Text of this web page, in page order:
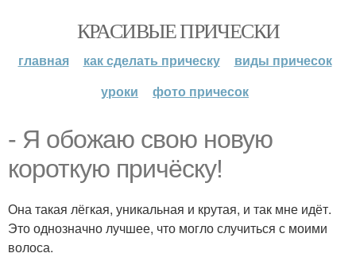
КРАСИВЫЕ ПРИЧЕСКИ
главная как сделать прическу
виды причесок
уроки
фото причесок
- Я обожаю свою новую
короткую причёску!
Она такая лёгкая, уникальная и крутая, и так мне идёт.
Это однозначно лучшее, что могло случиться с моими
волоса.